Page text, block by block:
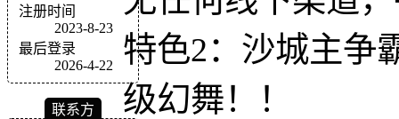
注册时间
2023-8-23
最后登录
2026-4-22
联系方
特色2：沙城主争
级幻舞！！